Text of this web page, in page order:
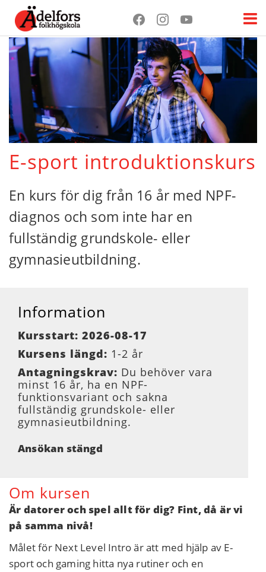
E-sport introduktionskurs
En kurs för dig från 16 år med NPF-
diagnos och som inte har en
fullständig grundskole- eller
gymnasieutbildning.
Information
Kursstart: 2026-08-17
Kursens längd: 1-2 år
Antagningskrav: Du behöver vara
minst 16 år, ha en NPF-
funktionsvariant och sakna
fullständig grundskole- eller
gymnasieutbildning.
Ansökan stängd
Om kursen
Är datorer och spel allt för dig? Fint, då är vi
på samma nivå!
Målet för Next Level Intro är att med hjälp av E-
sport och gaming hitta nya rutiner och en